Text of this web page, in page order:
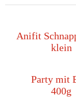
Anifit
klein
Party mit
400g